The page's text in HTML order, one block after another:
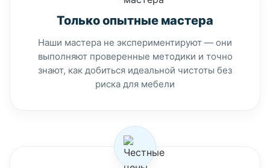
Только опытные мастера
Наши мастера не экспериментируют — они
выполняют проверенные методики и точно
знают, как добиться идеальной чистоты без
риска для мебели